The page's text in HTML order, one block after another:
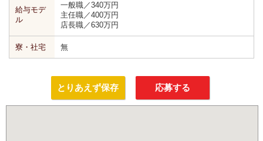
給与モデ
ル
一般職／340万円
主任職／400万円
店長職／630万円
寮・社宅 無
とりあえず保存 応募する